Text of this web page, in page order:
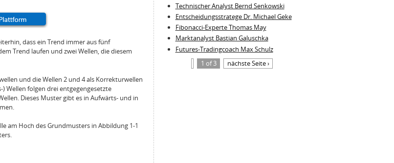
dass ein Trend immer aus fünf
Trend laufen und zwei Wellen, die diesem
und die Wellen 2 und 4 als Korrekturwellen
Wellen folgen drei entgegengesetzte
Dieses Muster gibt es in Aufwärts- und in
am Hoch des Grundmusters in Abbildung 1-1
Technischer Analyst Bernd Senkowski
Entscheidungsstratege Dr. Michael Geke
Fibonacci-Experte Thomas May
Marktanalyst Bastian Galuschka
Futures-Tradingcoach Max Schulz
1 of 3
nächste Seite ›